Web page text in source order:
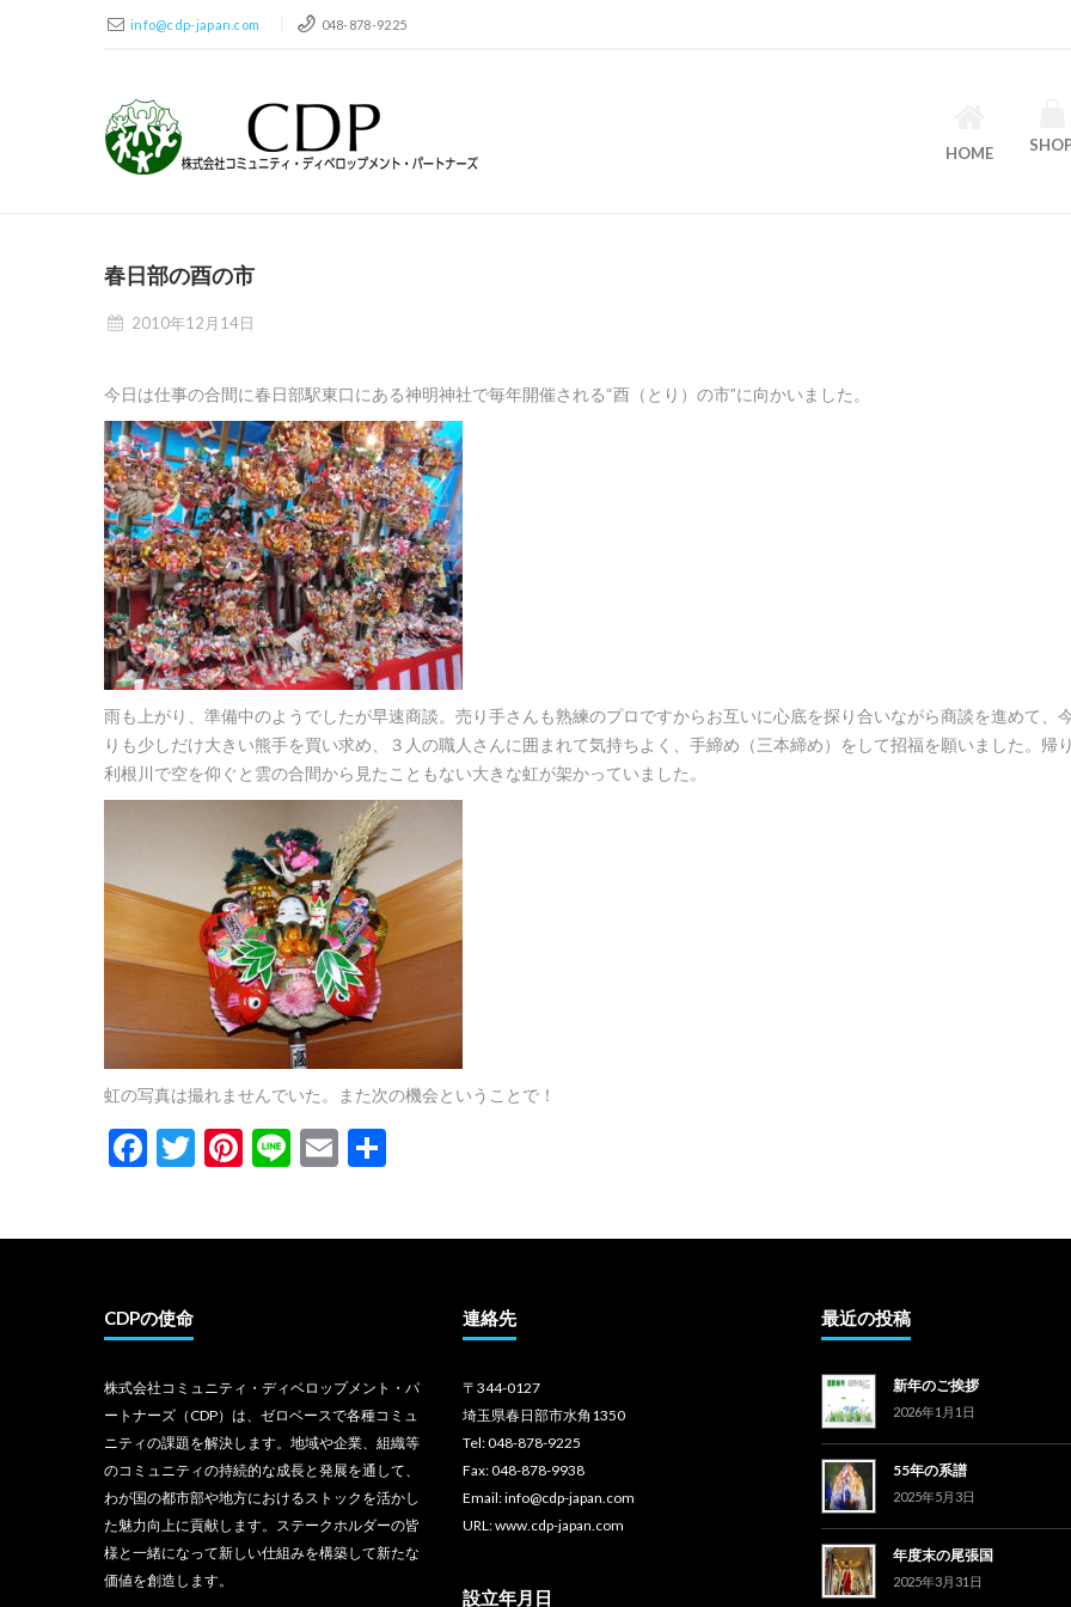
info@cdp-japan.com 048-878-9225
HOME
春日部の酉の市
2010年12月14日
今日は仕事の合間に春日部駅東口にある神明神社で毎年開催される“酉（とり）の市”に向かいました。
雨も上がり、準備中のようでしたが早速商談。売り手さんも熟練のプロですからお互いに心底を探り合いながら商談を進めて、
りも少しだけ大きい熊手を買い求め、３人の職人さんに囲まれて気持ちよく、手締め（三本締め）をして招福を願いました。帰
利根川で空を仰ぐと雲の合間から見たこともない大きな虹が架かっていました。
虹の写真は撮れませんでいた。また次の機会ということで！
Facebook
Twitter
Pinterest
LineEmail
CDPの使命
株式会社コミュニティ・ディベロップメント・パ
ートナーズ（CDP）は、ゼロベースで各種コミュ
ニティの課題を解決します。地域や企業、組織等
のコミュニティの持続的な成長と発展を通して、
わが国の都市部や地方におけるストックを活かし
た魅力向上に貢献します。ステークホルダーの皆
様と一緒になって新しい仕組みを構築して新たな
価値を創造します。
連絡先
〒344-0127
埼玉県春日部市水角1350
Tel: 048-878-9225
Fax: 048-878-9938
Email: info@cdp-japan.com
URL: www.cdp-japan.com
設立年月日
最近の投稿
新年のご挨拶
2026年1月1日
55年の系譜
2025年5月3日
年度末の尾張国
2025年3月31日